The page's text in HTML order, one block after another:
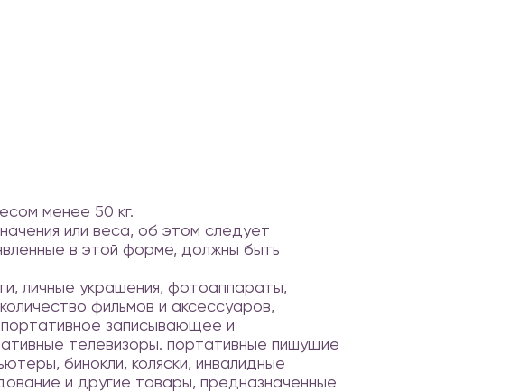
менее 50 кг.
или веса, об этом следует
в этой форме, должны быть
личные украшения, фотоаппараты,
фильмов и аксессуаров,
записывающее и
телевизоры. портативные пишущие
бинокли, коляски, инвалидные
и другие товары, предназначенные